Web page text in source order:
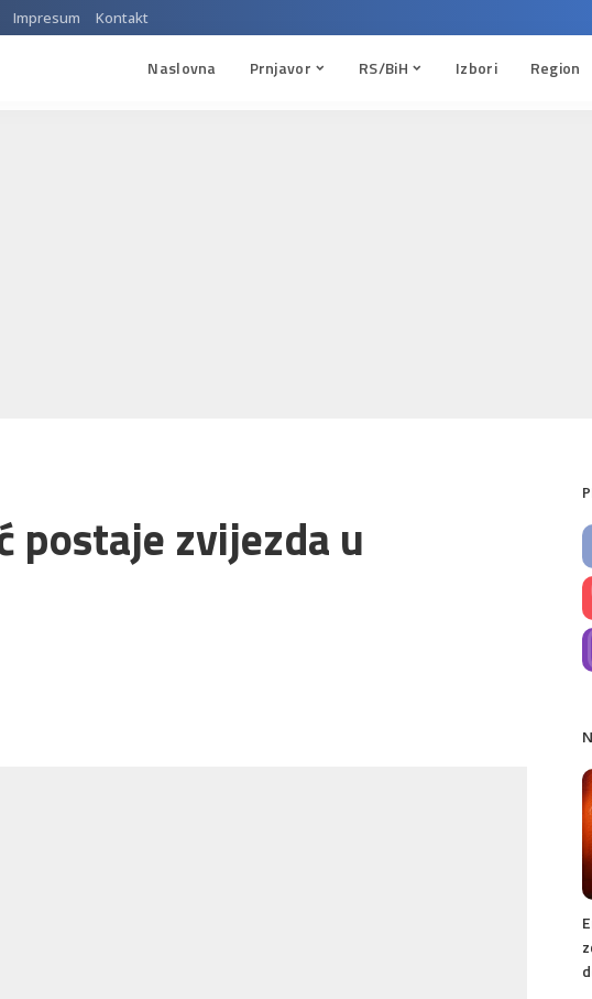
Impresum Kontakt
Naslovna Prnjavor RS/BiH Izbori Region
postaje zvijezda u